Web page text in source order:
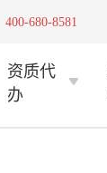
400-680-8581
资质代
办